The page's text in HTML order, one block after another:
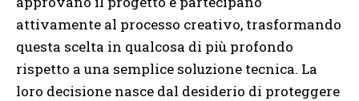
attivamente al processo creativo, trasformando
questa scelta in qualcosa di più profondo
rispetto a una semplice soluzione tecnica. La
loro decisione nasce dal desiderio di proteggere